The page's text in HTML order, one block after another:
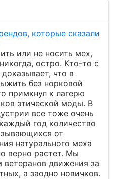
которые сказали
или не носить мех,
остро. Кто-то с
что в
без норковой
примкнул к лагерю
этической моды. В
все тоже очень
год количество
от
натурального меха
верно растет. Мы
ветеранов движения за
а заодно новичков.